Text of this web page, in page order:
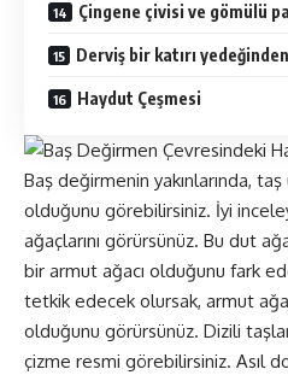
Çingene çivisi ve gömülü
Derviş bir katırı
Haydut Çeşmesi
Baş değirmenin yakınlarında,
olduğunu görebilirsiniz. İyi
ağaçlarını görürsünüz. Bu dut
bir armut ağacı olduğunu fark
tetkik edecek olursak, armut
olduğunu görürsünüz. Dizili
çizme resmi görebilirsiniz. Asıl